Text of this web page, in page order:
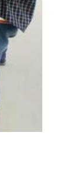
让群